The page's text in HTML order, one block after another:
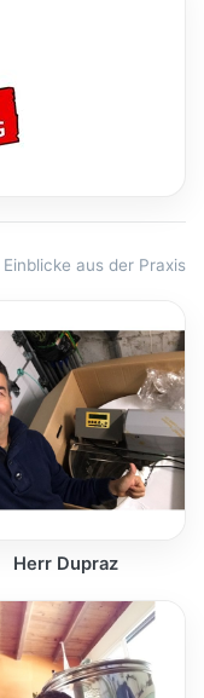
Einblicke aus der Praxis
Herr Dupraz